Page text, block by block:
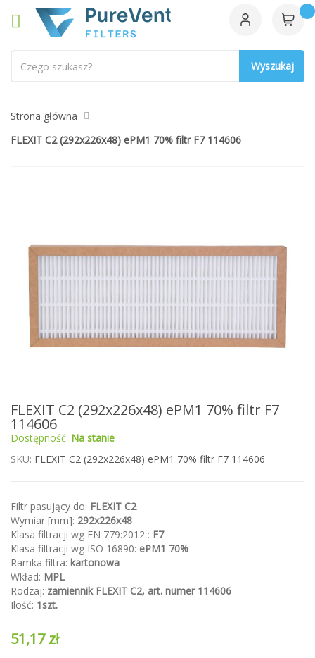
Strona główna
FLEXIT C2 (292x226x48) ePM1 70% filtr F7 114606
Przejdź
na
początek
galerii
FLEXIT C2 (292x226x48) ePM1 70% filtr F7
114606
Dostępność: Na stanie
SKU FLEXIT C2 (292x226x48) ePM1 70% filtr F7 114606
Filtr pasujący do: FLEXIT C2
Wymiar [mm]: 292x226x48
Klasa filtracji wg EN 779:2012 : F7
Klasa filtracji wg ISO 16890: ePM1 70%
Ramka filtra: kartonowa
Wkład: MPL
Rodzaj: zamiennik FLEXIT C2, art. numer 114606
Ilość: 1szt.
51,17 zł